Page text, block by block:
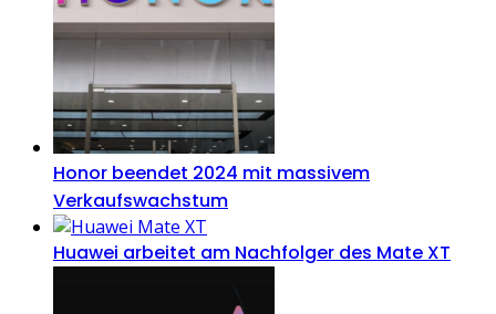
Honor beendet 2024 mit massivem
Verkaufswachstum
Huawei arbeitet am Nachfolger des Mate XT